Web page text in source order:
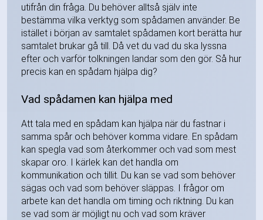
utifrån din fråga. Du behöver alltså själv inte
bestämma vilka verktyg som spådamen använder. Be
istället i början av samtalet spådamen kort berätta hur
samtalet brukar gå till. Då vet du vad du ska lyssna
efter och varför tolkningen landar som den gör. Så hur
precis kan en spådam hjälpa dig?
Vad spådamen kan hjälpa med
Att tala med en spådam kan hjälpa när du fastnar i
samma spår och behöver komma vidare. En spådam
kan spegla vad som återkommer och vad som mest
skapar oro. I kärlek kan det handla om
kommunikation och tillit. Du kan se vad som behöver
sägas och vad som behöver släppas. I frågor om
arbete kan det handla om timing och riktning. Du kan
se vad som är möjligt nu och vad som kräver